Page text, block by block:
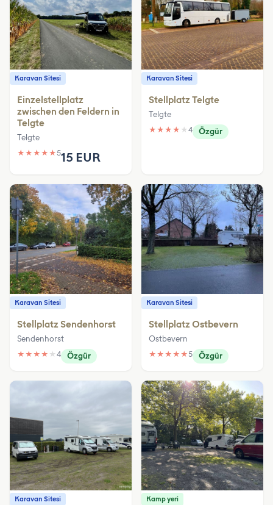
Karavan Sitesi
Einzelstellplatz
zwischen den Feldern in
Telgte
Telgte
★ ★ ★ ★ ★515 EUR
Karavan Sitesi
Stellplatz Telgte
Telgte
★ ★ ★ ★ ★ 4 Özgür
Karavan Sitesi
Stellplatz Sendenhorst
Sendenhorst
★ ★ ★ ★ ★ 4 Özgür
Karavan Sitesi
Stellplatz Ostbevern
Ostbevern
★ ★ ★ ★ ★5 Özgür
Karavan Sitesi Kamp yeri